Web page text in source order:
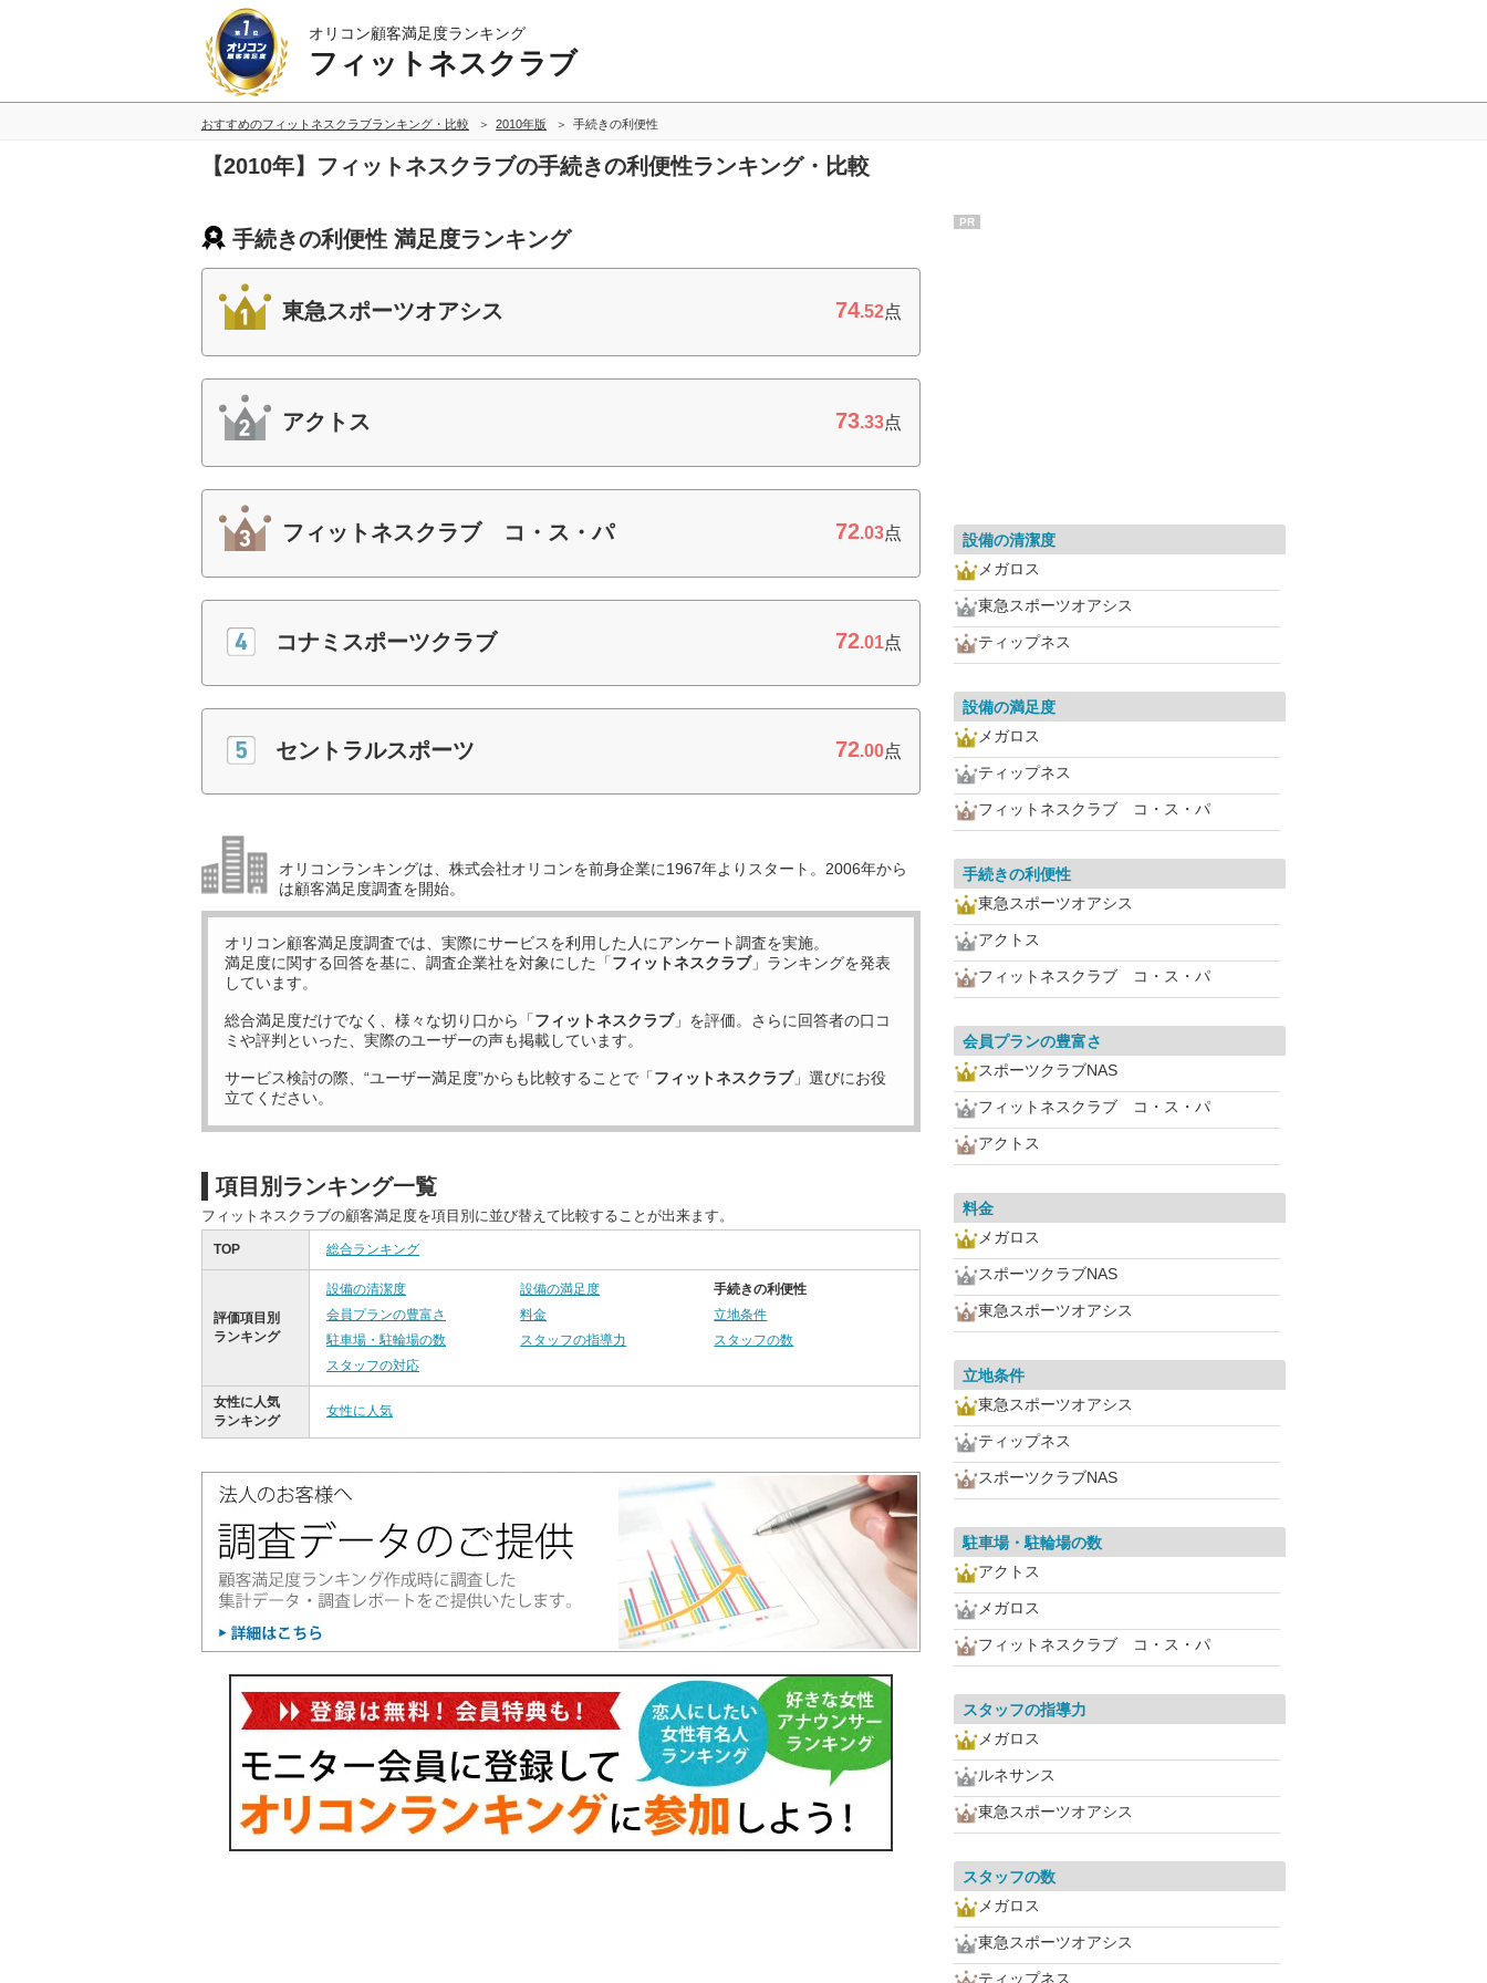
オリコン顧客満足度ランキング
フィットネスクラブ
おすすめのフィットネスクラブランキング・比較 2010年版 手続きの利便性
【2010年】フィットネスクラブの手続きの利便性ランキング・比較
手続きの利便性 満足度ランキング
東急スポーツオアシス 74.52点
アクトス 73.33点
フィットネスクラブ コ・ス・パ 72.03点
コナミスポーツクラブ 72.01点
セントラルスポーツ 72.00点
オリコンランキングは、株式会社オリコンを前身企業に1967年よりスタート。2006年から
は顧客満足度調査を開始。
オリコン顧客満足度調査では、実際にサービスを利用した 人にアンケート調査を実施。
満足度に関する回答を基に、調査企業社を対象にした「フィットネスクラブ」ランキングを発表
しています。
総合満足度だけでなく、様々な切り口から「フィットネスクラブ」を評価。さらに回答者の口コ
ミや評判といった、実際のユーザーの声も掲載しています。
サービス検討の際、“ユーザー満足度”からも比較することで「フィットネスクラブ」選びにお役
立てください。
項目別ランキング一覧
フィットネスクラブの顧客満足度を項目別に並び替えて比較することが出来ます。
TOP 総合ランキング
評価項目別
ランキング
設備の清潔度 設備の満足度
手続きの利便性
会員プランの豊富さ
料金
立地条件
駐車場・駐輪場の数
スタッフの指導力
スタッフの数
スタッフの対応
女性に人気
ランキング
女性に人気
PR
設備の清潔度
メガロス
東急スポーツオアシス
ティップネス
設備の満足度
メガロス
ティップネス
フィットネスクラブ コ・ス・パ
手続きの利便性
東急スポーツオアシス
アクトス
フィットネスクラブ コ・ス・パ
会員プランの豊富さ
スポーツクラブNAS
フィットネスクラブ コ・ス・パ
アクトス
料金
メガロス
スポーツクラブNAS
東急スポーツオアシス
立地条件
東急スポーツオアシス
ティップネス
スポーツクラブNAS
駐車場・駐輪場の数
アクトス
メガロス
フィットネスクラブ コ・ス・パ
スタッフの指導力
メガロス
ルネサンス
東急スポーツオアシス
スタッフの数
メガロス
東急スポーツオアシス
ティップネス